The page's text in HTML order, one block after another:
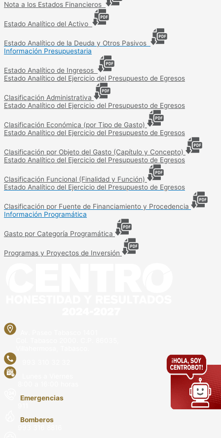
Nota a los Estados Financieros
Estado Analítico del Activo
Estado Analítico de la Deuda y Otros Pasivos
Información Presupuestaria
Estado Analítico de Ingresos
Estado Analítico del Ejercicio del Presupuesto de Egresos
Clasificación Administrativa
Estado Analítico del Ejercicio del Presupuesto de Egresos
Clasificación Económica (por Tipo de Gasto)
Estado Analítico del Ejercicio del Presupuesto de Egresos
Clasificación por Objeto del Gasto (Capítulo y Concepto)
Estado Analítico del Ejercicio del Presupuesto de Egresos
Clasificación Funcional (Finalidad y Función)
Estado Analítico del Ejercicio del Presupuesto de Egresos
Clasificación por Fuente de Financiamiento y Procedencia
Información Programática
Gasto por Categoría Programática
Programas y Proyectos de Inversión
Emergencias
Bomberos